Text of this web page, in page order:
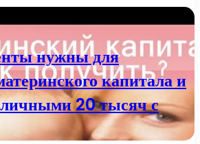
нужны для
капитала и
20 тысяч с